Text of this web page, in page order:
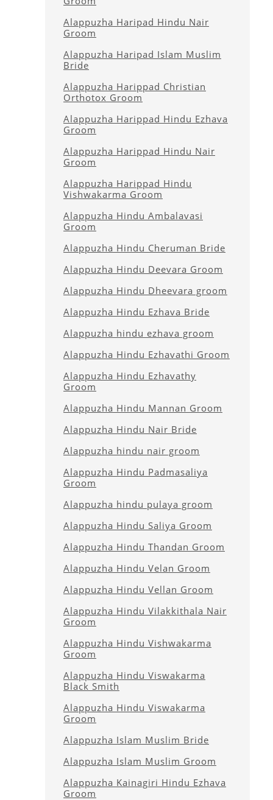
Alappuzha Haripad Hindu Nair
Groom
Alappuzha Haripad Islam Muslim
Bride
Alappuzha Harippad Christian
Orthotox Groom
Alappuzha Harippad Hindu Ezhava
Groom
Alappuzha Harippad Hindu Nair
Groom
Alappuzha Harippad Hindu
Vishwakarma Groom
Alappuzha Hindu Ambalavasi
Groom
Alappuzha Hindu Cheruman Bride
Alappuzha Hindu Deevara Groom
Alappuzha Hindu Dheevara groom
Alappuzha Hindu Ezhava Bride
Alappuzha hindu ezhava groom
Alappuzha Hindu Ezhavathi Groom
Alappuzha Hindu Ezhavathy
Groom
Alappuzha Hindu Mannan Groom
Alappuzha Hindu Nair Bride
Alappuzha hindu nair groom
Alappuzha Hindu Padmasaliya
Groom
Alappuzha hindu pulaya groom
Alappuzha Hindu Saliya Groom
Alappuzha Hindu Thandan Groom
Alappuzha Hindu Velan Groom
Alappuzha Hindu Vellan Groom
Alappuzha Hindu Vilakkithala Nair
Groom
Alappuzha Hindu Vishwakarma
Groom
Alappuzha Hindu Viswakarma
Black Smith
Alappuzha Hindu Viswakarma
Groom
Alappuzha Islam Muslim Bride
Alappuzha Islam Muslim Groom
Alappuzha Kainagiri Hindu Ezhava
Groom